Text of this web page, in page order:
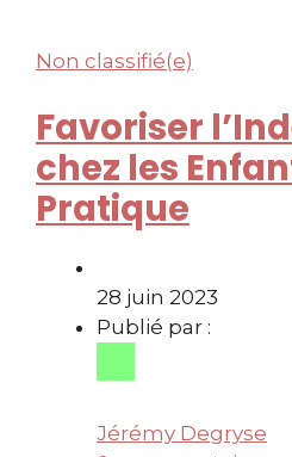
Non classifié(e)
Favoriser
chez les
Pratique
28 juin 2023
Publié par :
Jérémy Degryse